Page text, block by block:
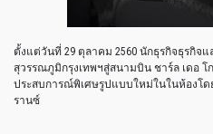
ตั้งแต่วันที่ 29 ตุลาคม 2560 นักธุรกิจธุรกิจ
สุวรรณภูมิกรุงเทพฯสู่สนามบิน ชาร์ล เดอ โ
ประสบการณ์พิเศษรูปแบบใหม่ในในห้องโ
รานซ์